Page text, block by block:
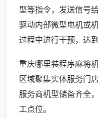
型等指令，发送信号
驱动内部微型电机或
过程中进行干预，达
重庆哪里装程序麻将
区域聚集实体服务门
服务商机型储备齐全
工点位。